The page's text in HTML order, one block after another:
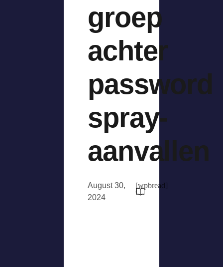
groep
achter
password
spray-
aanvallen
August 30,
2024
[wpbread]